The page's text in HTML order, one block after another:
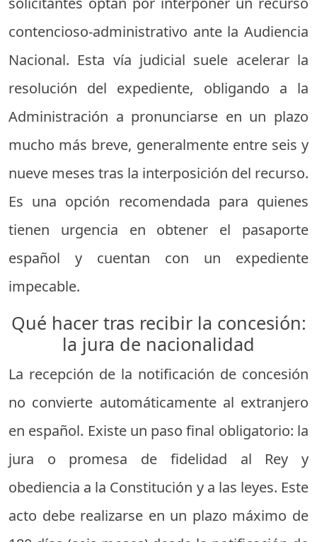
contencioso-administrativo ante la Audiencia
Nacional. Esta vía judicial suele acelerar la
resolución del expediente, obligando a la
Administración a pronunciarse en un plazo
mucho más breve, generalmente entre seis y
nueve meses tras la interposición del recurso.
Es una opción recomendada para quienes
tienen urgencia en obtener el pasaporte
español y cuentan con un expediente
impecable.
Qué hacer tras recibir la concesión:
la jura de nacionalidad
La recepción de la notificación de concesión
no convierte automáticamente al extranjero
en español. Existe un paso final obligatorio: la
jura o promesa de fidelidad al Rey y
obediencia a la Constitución y a las leyes. Este
acto debe realizarse en un plazo máximo de